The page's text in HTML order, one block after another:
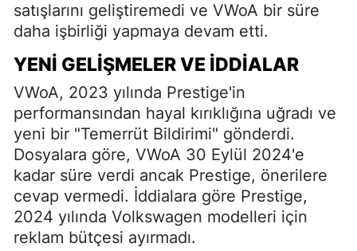
satışlarını geliştiremedi ve VWoA bir süre
daha işbirliği yapmaya devam etti.
YENI GELIŞMELER VE İDDIALAR
VWoA, 2023 yılında Prestige'in
performansından hayal kırıklığına uğradı ve
yeni bir "Temerrüt Bildirimi" gönderdi.
Dosyalara göre, VWoA 30 Eylül 2024'e
kadar süre verdi ancak Prestige, önerilere
cevap vermedi. İddialara göre Prestige,
2024 yılında Volkswagen modelleri için
reklam bütçesi ayırmadı.